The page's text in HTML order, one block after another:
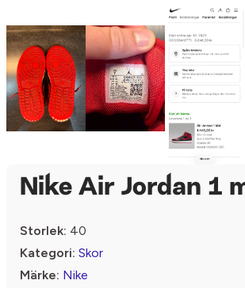
Nike Air Jordan 1
Storlek: 40
Kategori: Skor
Märke: Nike